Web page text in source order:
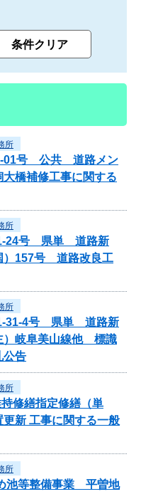
所
01号 公共 道路メン
橋補修工事に関する
所
1-24号 県単 道路新
）157号 道路改良工
所
1-31-4号 県単 道路新
）岐阜美山線他 標識
公告
所
修繕指定修繕（単
新 工事に関する一般
所
池等整備事業 平曽地